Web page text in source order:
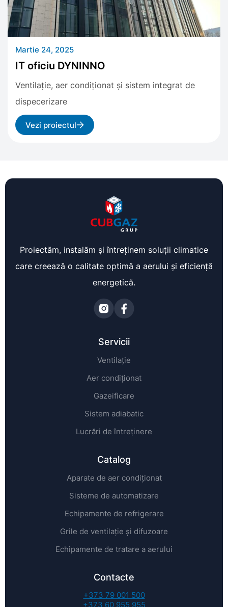
Martie 24, 2025
IT oficiu DYNINNO
Ventilație, aer condiționat și sistem integrat de
dispecerizare
Vezi proiectul
Proiectăm, instalăm și întreținem soluții climatice
care creează o calitate optimă a aerului și eficiență
energetică.
Servicii
Ventilație
Aer condiționat
Gazeificare
Sistem adiabatic
Lucrări de întreținere
Catalog
Aparate de aer condiționat
Sisteme de automatizare
Echipamente de refrigerare
Grile de ventilație și difuzoare
Echipamente de tratare a aerului
Contacte
+373 79 001 500
+373 60 955 955